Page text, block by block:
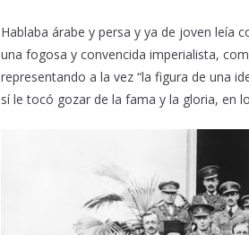
Hablaba árabe y persa y ya de joven leía
una fogosa y convencida imperialista,
representando a la vez “la figura de una
sí le tocó gozar de la fama y la gloria, en